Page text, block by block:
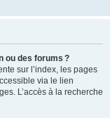
ou des forums ?
sur l’index, les pages
via le lien
L’accès à la recherche